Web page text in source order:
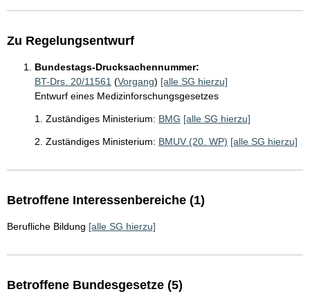
Zu Regelungsentwurf
Bundestags-Drucksachennummer:
BT-Drs. 20/11561 (Vorgang) [alle SG hierzu]
Entwurf eines Medizinforschungsgesetzes
1. Zuständiges Ministerium: BMG [alle SG hierzu]
2. Zuständiges Ministerium: BMUV (20. WP) [alle SG hierzu]
Betroffene Interessenbereiche (1)
Berufliche Bildung [alle SG hierzu]
Betroffene Bundesgesetze (5)